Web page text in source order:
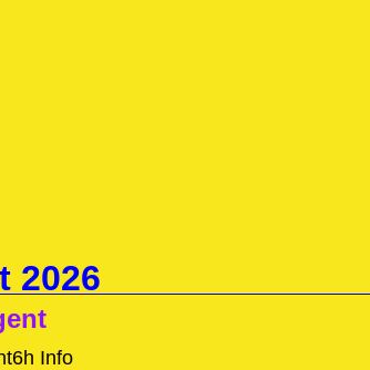
2026
6h Info